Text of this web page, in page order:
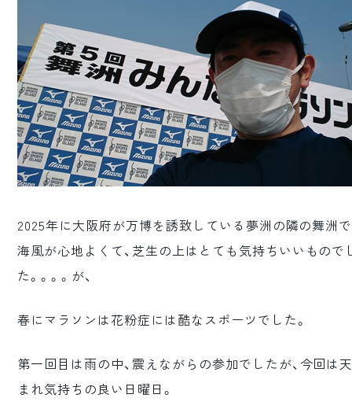
2025年に大阪府が万博を誘致している夢洲の隣の舞洲
海風が心地よくて、芝生の上はとても気持ちいいもので
た。。。。が、
春にマラソンは花粉症には酷なスポーツでした。
第一回目は雨の中、震えながらの参加でしたが、今回は
まれ気持ちの良い日曜日。